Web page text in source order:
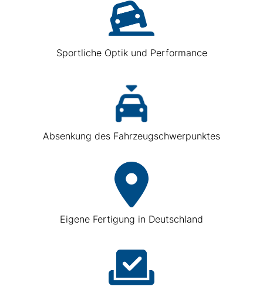
Sportliche Optik und Performance
Absenkung des Fahrzeugschwerpunktes
Eigene Fertigung in Deutschland